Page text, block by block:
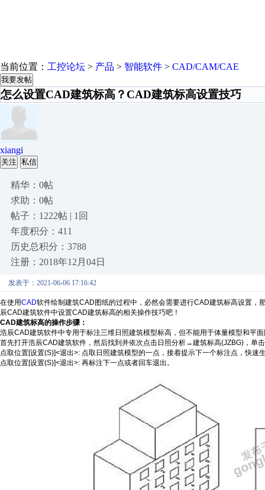
当前位置： 工控论坛 > 产品 > 智能软件 > CAD/CAM/CAE
我要发帖
怎么设置CAD建筑标高？CAD建筑标高设置技巧
xiangi
关注 私信
精华：0帖
求助：0帖
帖子：1222帖 | 1回
年度积分：411
历史总积分：3788
注册：2018年12月04日
发表于：2021-06-06 17:16:42
在使用CAD软件绘制建筑CAD图纸的过程中，必然会需要进行CAD建筑标高设置，
辰CAD建筑软件中设置CAD建筑标高的相关操作技巧吧！
CAD建筑标高的操作步骤：
浩辰CAD建筑软件中专用于标注三维日照建筑模型标高，但不能用于体量模型和平
首先打开浩辰CAD建筑软件，然后找到并依次点击日照分析→建筑标高(JZBG)，单
点取位置[设置(S)]<退出>: 点取日照建筑模型的一点，接着提示下一个标注点，快速
点取位置[设置(S)]<退出>: 再标注下一点或者回车退出。